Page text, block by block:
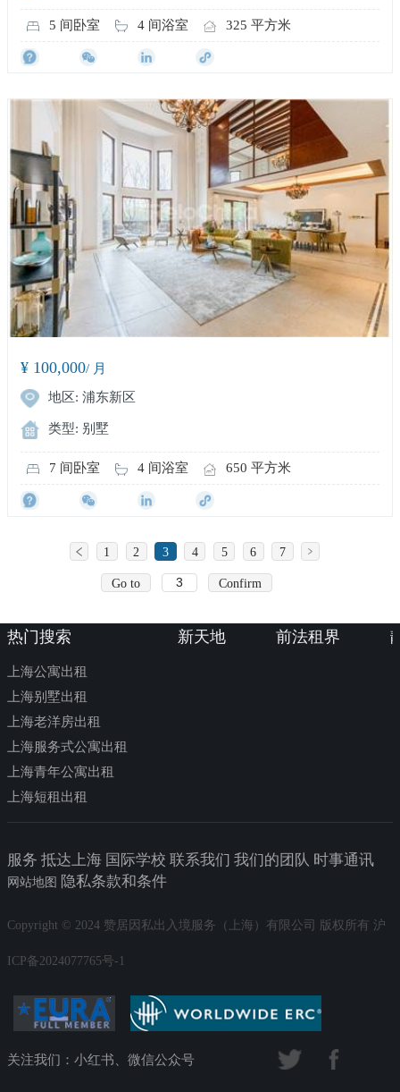
5 间卧室 4 间浴室 325 平方米
¥ 100,000/ 月
地区: 浦东新区
类型: 别墅
7 间卧室 4 间浴室 650 平方米
1 2 3 4 5 6 7
Go to Confirm
热门搜索
上海公寓出租
上海别墅出租
上海老洋房出租
上海服务式公寓出租
上海青年公寓出租
上海短租出租
新天地 前法租界
服务 抵达上海 国际学校 联系我们 我们的团队 时事通讯
网站地图 隐私条款和条件
Copyright © 2024 赞居因私出入境服务（上海）有限公司 版权所有 沪
ICP备2024077765号-1
关注我们：小红书、微信公众号